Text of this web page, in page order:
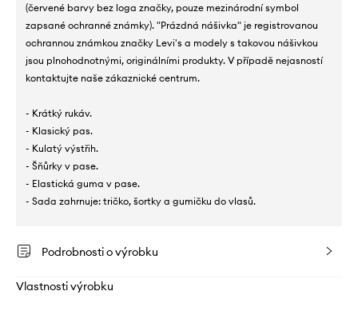
(červené barvy bez loga značky, pouze mezinárodní symbol
zapsané ochranné známky). "Prázdná nášivka" je registrovanou
ochrannou známkou značky Levi's a modely s takovou nášivkou
jsou plnohodnotnými, originálními produkty. V případě nejasností
kontaktujte naše zákaznické centrum.
- Krátký rukáv.
- Klasický pas.
- Kulatý výstřih.
- Šňůrky v pase.
- Elastická guma v pase.
- Sada zahrnuje: tričko, šortky a gumičku do vlasů.
Podrobnosti o výrobku
Vlastnosti výrobku